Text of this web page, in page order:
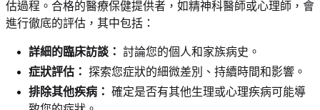
估過程。合格的醫療保健提供者，如精神科醫師或心理師，會
進行徹底的評估，其中包括：
詳細的臨床訪談： 討論您的個人和家族病史。
症狀評估： 探索您症狀的細微差別、持續時間和影響。
排除其他疾病： 確定是否有其他生理或心理疾病可能導